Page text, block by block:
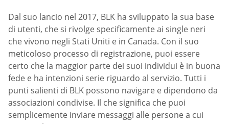
Dal suo lancio nel 2017, BLK ha sviluppato la sua base
di utenti, che si rivolge specificamente ai single neri
che vivono negli Stati Uniti e in Canada. Con il suo
meticoloso processo di registrazione, puoi essere
certo che la maggior parte dei suoi individui è in buona
fede e ha intenzioni serie riguardo al servizio. Tutti i
punti salienti di BLK possono navigare e dipendono da
associazioni condivise. Il che significa che puoi
semplicemente inviare messaggi alle persone a cui